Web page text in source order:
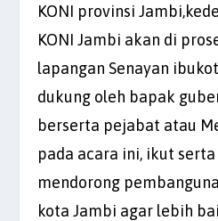
KONI provinsi
KONI Jambi akan di
lapangan Senayan
dukung oleh bapak
berserta pejabat atau
pada acara ini, ikut
mendorong
kota Jambi agar lebih